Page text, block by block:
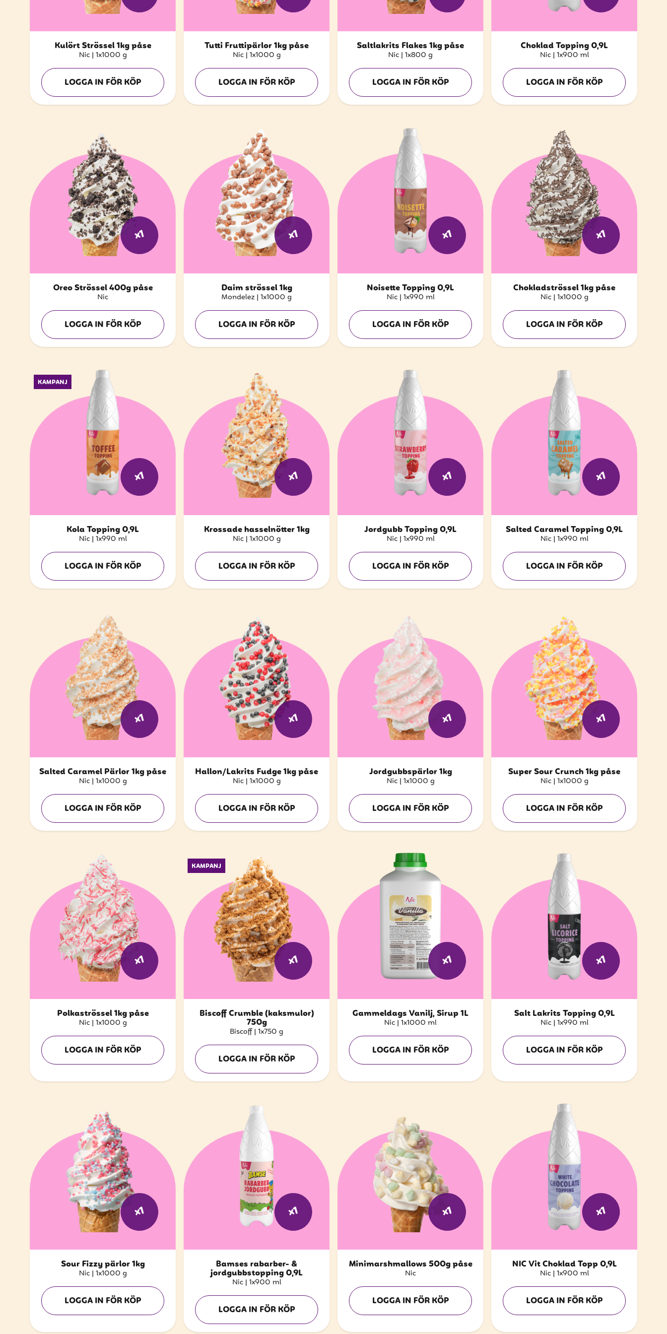
Kulört Strössel 1kg påse
Nic | 1x1000 g
LOGGA IN FÖR KÖP
Tutti Fruttipärlor 1kg påse
Nic | 1x1000 g
LOGGA IN FÖR KÖP
Saltlakrits Flakes 1kg påse
Nic | 1x800 g
LOGGA IN FÖR KÖP
Choklad Topping 0,9L
Nic | 1x900 ml
LOGGA IN FÖR KÖP
x1
Oreo Strössel 400g påse
Nic
LOGGA IN FÖR KÖP
x1
Daim strössel 1kg
Mondelez | 1x1000 g
LOGGA IN FÖR KÖP
x1
Noisette Topping 0,9L
Nic | 1x990 ml
LOGGA IN FÖR KÖP
x1
Chokladströssel 1kg påse
Nic | 1x1000 g
LOGGA IN FÖR KÖP
KAMPANJ
x1
Kola Topping 0,9L
Nic | 1x990 ml
LOGGA IN FÖR KÖP
x1
Krossade hasselnötter 1kg
Nic | 1x1000 g
LOGGA IN FÖR KÖP
x1
Jordgubb Topping 0,9L
Nic | 1x990 ml
LOGGA IN FÖR KÖP
x1
Salted Caramel Topping 0,9L
Nic | 1x990 ml
LOGGA IN FÖR KÖP
x1
Salted Caramel Pärlor 1kg påse
Nic | 1x1000 g
LOGGA IN FÖR KÖP
x1
Hallon/Lakrits Fudge 1kg påse
Nic | 1x1000 g
LOGGA IN FÖR KÖP
x1
Jordgubbspärlor 1kg
Nic | 1x1000 g
LOGGA IN FÖR KÖP
x1
Super Sour Crunch 1kg påse
Nic | 1x1000 g
LOGGA IN FÖR KÖP
x1
Polkaströssel 1kg påse
Nic | 1x1000 g
LOGGA IN FÖR KÖP
KAMPANJ
x1
Biscoff Crumble (kaksmulor)
750g
Biscoff | 1x750 g
LOGGA IN FÖR KÖP
x1
Gammeldags Vanilj, Sirup 1L
Nic | 1x1000 ml
LOGGA IN FÖR KÖP
x1
Salt Lakrits Topping 0,9L
Nic | 1x990 ml
LOGGA IN FÖR KÖP
x1
Sour Fizzy pärlor 1kg
Nic | 1x1000 g
LOGGA IN FÖR KÖP
x1
Bamses rabarber- &
jordgubbstopping 0,9L
Nic | 1x900 ml
LOGGA IN FÖR KÖP
x1
Minimarshmallows 500g påse
Nic
LOGGA IN FÖR KÖP
x1
NIC Vit Choklad Topp 0,9L
Nic | 1x900 ml
LOGGA IN FÖR KÖP